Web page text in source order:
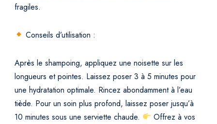
fragiles.
Conseils d’utilisation :
Après le shampoing, appliquez une noisette sur les
longueurs et pointes. Laissez poser 3 à 5 minutes pour
une hydratation optimale. Rincez abondamment à l’eau
tiède. Pour un soin plus profond, laissez poser jusqu’à
10 minutes sous une serviette chaude.
Offrez à vos